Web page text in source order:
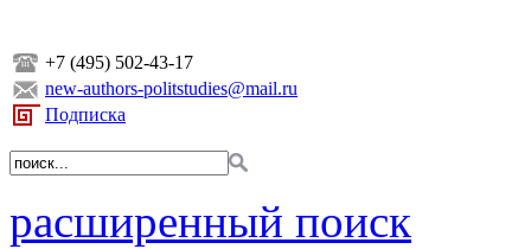
+7 (495) 502-43-17
new-authors-politstudies@mail.ru
Подписка
расширенный поиск